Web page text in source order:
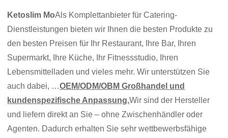
Ketoslim MoAls Komplettanbieter für Catering-
Dienstleistungen bieten wir Ihnen die besten Produkte zu
den besten Preisen für Ihr Restaurant, Ihre Bar, Ihren
Supermarkt, Ihre Küche, Ihr Fitnessstudio, Ihren
Lebensmittelladen und vieles mehr. Wir unterstützen Sie
auch dabei, …OEM/ODM/OBM Großhandel und
kundenspezifische Anpassung.Wir sind der Hersteller
und liefern direkt an Sie – ohne Zwischenhändler oder
Agenten. Dadurch erhalten Sie sehr wettbewerbsfähige